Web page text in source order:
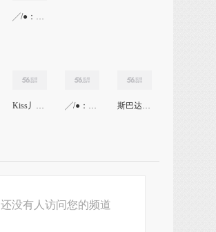
╱/●：韓寶|!
Kiss丿韓寶er ╱/●：韓寶|! 斯巴达克斯
还没有人访问您的频道